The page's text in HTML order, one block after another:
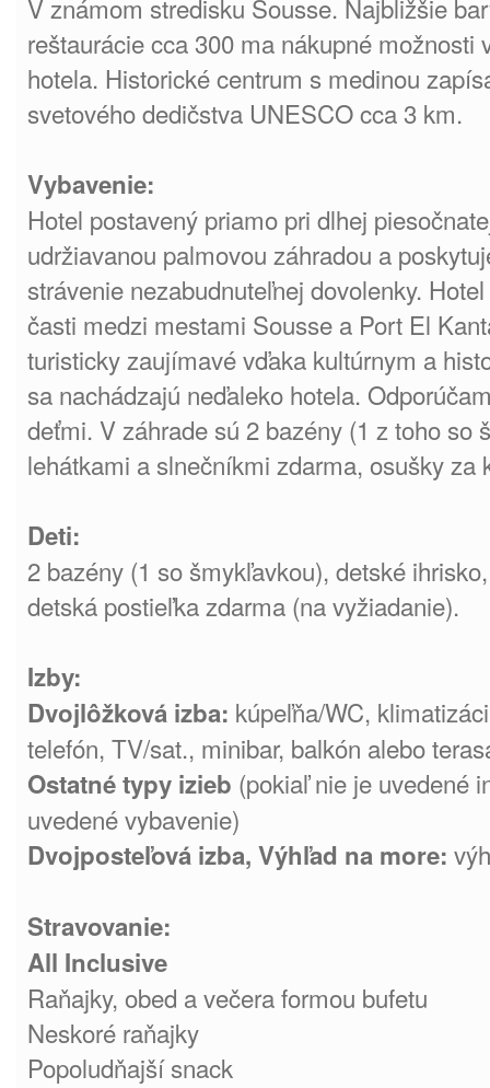
V známom stredisku Sousse. Najbližšie
reštaurácie cca 300 ma nákupné možnosti
hotela. Historické centrum s medinou
svetového dedičstva UNESCO cca 3 km.
Vybavenie:
Hotel postavený priamo pri dlhej
udržiavanou palmovou záhradou a
strávenie nezabudnuteľnej dovolenky.
časti medzi mestami Sousse a Port El
turisticky zaujímavé vďaka kultúrnym a
sa nachádzajú neďaleko hotela.
deťmi. V záhrade sú 2 bazény (1 z toho so
lehátkami a slnečníkmi zdarma, osušky za
Deti:
2 bazény (1 so šmykľavkou), detské
detská postieľka zdarma (na vyžiadanie).
Izby:
Dvojlôžková izba: kúpeľňa/WC,
telefón, TV/sat., minibar, balkón alebo
Ostatné typy izieb (pokiaľ nie je uvedené
uvedené vybavenie)
Dvojposteľová izba, Výhľad na more:
Stravovanie:
All Inclusive
Raňajky, obed a večera formou bufetu
Neskoré raňajky
Popoludňajší snack